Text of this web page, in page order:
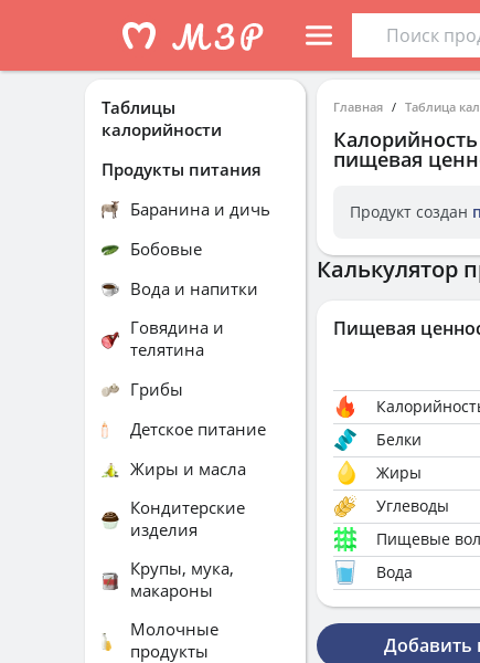
Главная Таблица
Калорийность
пищевая
Продукт создан
Калькулятор
Пищевая
Белки
Жиры
Углеводы
Пищевые
Вода
Добавить
Таблицы
калорийности
Продукты питания
Баранина и дичь
Бобовые
Вода и напитки
Говядина и
телятина
Грибы
Детское питание
Жиры и масла
Кондитерские
изделия
Крупы, мука,
макароны
Молочные
продукты